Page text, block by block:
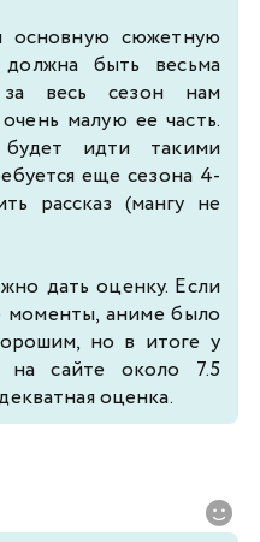
сюжетную
быть весьма
весь сезон нам
малую ее часть.
идти такими
еще сезона 4-
рассказ (мангу не
дать оценку. Если
аниме было
но в итоге у
на сайте около 7.5
оценка.